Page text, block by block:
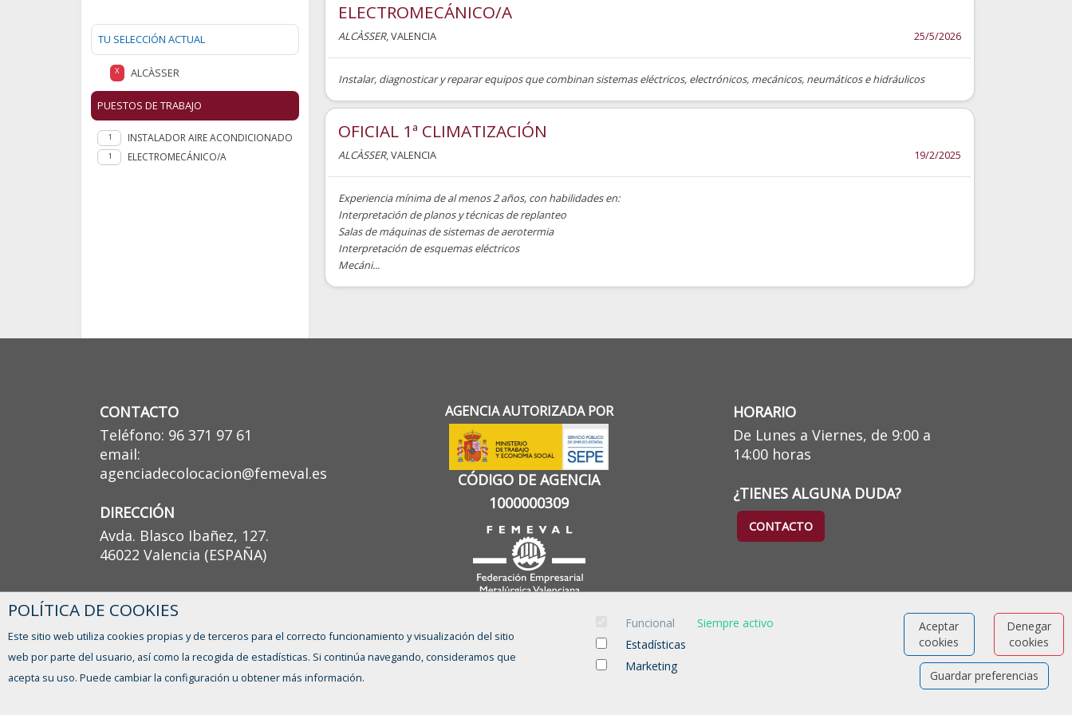
TU SELECCIÓN ACTUAL
X ALCÀSSER
PUESTOS DE TRABAJO
1 INSTALADOR AIRE ACONDICIONADO
1 ELECTROMECÁNICO/A
ELECTROMECÁNICO/A
ALCÀSSER, VALENCIA 25/5/2026
Instalar, diagnosticar y reparar equipos que combinan sistemas eléctricos, electrónicos, mecánicos, neumáticos e hidráulicos
OFICIAL 1ª CLIMATIZACIÓN
ALCÀSSER, VALENCIA 19/2/2025
Experiencia mínima de al menos 2 años, con habilidades en:
Interpretación de planos y técnicas de replanteo
Salas de máquinas de sistemas de aerotermia
Interpretación de esquemas eléctricos
Mecáni...
CONTACTO
Teléfono: 96 371 97 61
email:
agenciadecolocacion@femeval.es
DIRECCIÓN
Avda. Blasco Ibañez, 127.
46022 Valencia (ESPAÑA)
AGENCIA AUTORIZADA POR
CÓDIGO DE AGENCIA
1000000309
HORARIO
De Lunes a Viernes, de 9:00 a
14:00 horas
¿TIENES ALGUNA DUDA?
CONTACTO
POLÍTICA DE COOKIES
Este sitio web utiliza cookies propias y de terceros para el correcto funcionamiento y visualización del sitio
web por parte del usuario, así como la recogida de estadísticas. Si continúa navegando, consideramos que
acepta su uso. Puede cambiar la configuración u obtener más información.
Funcional
Siempre activo
Estadísticas
Marketing
Aceptar
cookies
Denegar
cookies
Guardar preferencias